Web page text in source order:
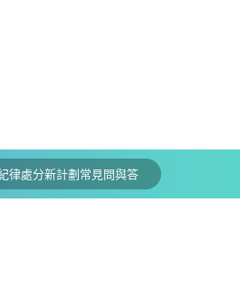
律處分新計劃常見問與答